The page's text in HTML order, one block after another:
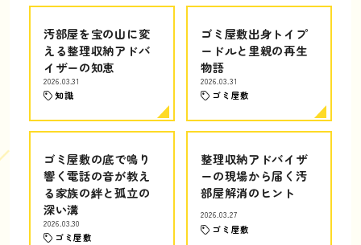
汚部屋を宝の山に変
える整理収納アドバ
イザーの知恵
2026.03.31
知識
ゴミ屋敷出身トイプ
ードルと里親の再生
物語
2026.03.31
ゴミ屋敷
ゴミ屋敷の底で鳴り
響く電話の音が教え
る家族の絆と孤立の
深い溝
2026.03.30
ゴミ屋敷
整理収納アドバイザ
ーの現場から届く汚
部屋解消のヒント
2026.03.27
ゴミ屋敷